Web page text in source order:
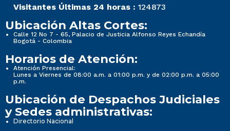
Visitantes Últimas 24 horas : 124873
Ubicación Altas Cortes:
Calle 12 No 7 - 65, Palacio de Justicia Alfonso Reyes Echandía
Bogotá - Colombia
Horarios de Atención:
Atención Presencial:
Lunes a Viernes de 08:00 a.m. a 01:00 p.m. y de 02:00 p.m. a 05:00
p.m.
Ubicación de Despachos Judiciales
y Sedes administrativas:
Directorio Nacional